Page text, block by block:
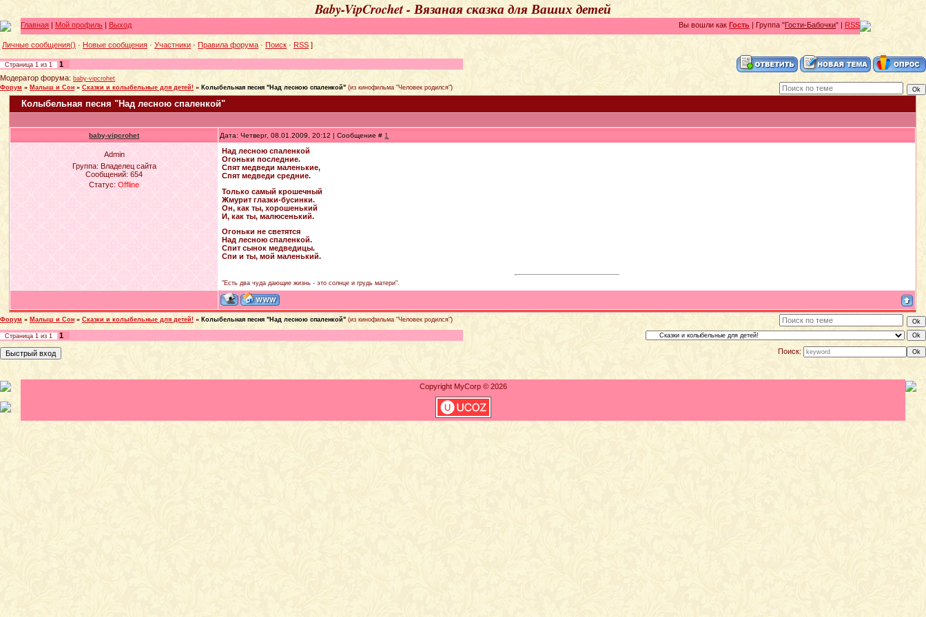
Baby-VipCrochet - Вязаная сказка для Ваших детей
Главная | Мой профиль | Выход Вы вошли как Гость | Группа "Гости-Бабочки" | RSS
Личные сообщения() · Новые сообщения · Участники · Правила форума · Поиск · RSS ]
Страница 1 из 1
1
Модератор форума: baby-vipcrohet
Форум » Малыш и Сон » Сказки и колыбельные для детей! » Колыбельная песня "Над лесною спаленкой" (из кинофильма "Человек родился")
Колыбельная песня "Над лесною спаленкой"
baby-vipcrohet Дата: Четверг, 08.01.2009, 20:12 | Сообщение # 1
Admin
Группа: Владелец сайта
Сообщений:654
Статус:Offline
Над лесною спаленкой
Огоньки последние.
Спят медведи маленькие,
Спят медведи средние.
Только самый крошечный
Жмурит глазки-бусинки.
Он, как ты, хорошенький
И, как ты, малюсенький.
Огоньки не светятся
Над лесною спаленкой.
Спит сынок медведицы.
Спи и ты, мой маленький.
"Есть два чуда дающие жизнь - это солнце и грудь матери".
Форум » Малыш и Сон » Сказки и колыбельные для детей! » Колыбельная песня "Над лесною спаленкой" (из кинофильма "Человек родился")
Страница 1 из 1
1
Поиск:
Copyright MyCorp © 2026